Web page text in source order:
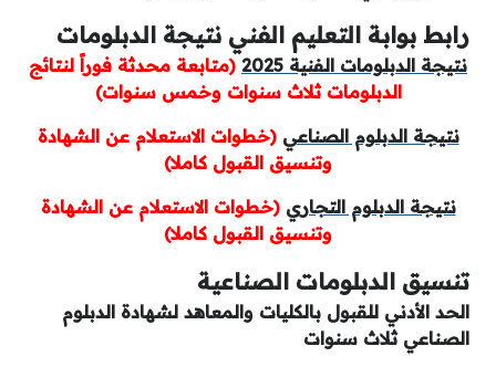
رابط بوابة التعليم الفني نتيجة الدبلومات
نتيجة الدبلومات الفنية 2025
(متابعة محدثة فوراً لنتائج
الدبلومات ثلاث سنوات وخمس سنوات)
نتيجة الدبلوم الصناعي (خطوات الاستعلام عن الشهادة
وتنسيق القبول كاملا)
نتيجة الدبلوم التجاري (خطوات الاستعلام عن الشهادة
وتنسيق القبول كاملا)
تنسيق الدبلومات الصناعية
الحد الأدني للقبول بالكليات والمعاهد لشهادة الدبلوم
الصناعي ثلاث سنوات